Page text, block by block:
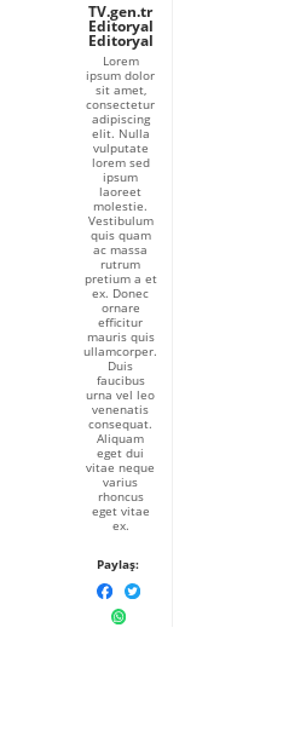
TV.gen.tr
Editoryal
Editoryal
Lorem
ipsum dolor
sit amet,
consectetur
adipiscing
elit. Nulla
vulputate
lorem sed
ipsum
laoreet
molestie.
Vestibulum
quis quam
ac massa
rutrum
pretium a et
ex. Donec
ornare
efficitur
mauris quis
ullamcorper.
Duis
faucibus
urna vel leo
venenatis
consequat.
Aliquam
eget dui
vitae neque
varius
rhoncus
eget vitae
ex.
Paylaş: